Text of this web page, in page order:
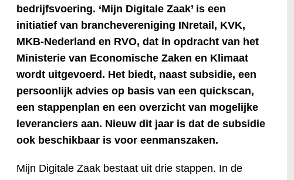
bedrijfsvoering. ‘Mijn Digitale Zaak’ is een
initiatief van branchevereniging INretail, KVK,
MKB-Nederland en RVO, dat in opdracht van het
Ministerie van Economische Zaken en Klimaat
wordt uitgevoerd. Het biedt, naast subsidie, een
persoonlijk advies op basis van een quickscan,
een stappenplan en een overzicht van mogelijke
leveranciers aan. Nieuw dit jaar is dat de subsidie
ook beschikbaar is voor eenmanszaken.
Mijn Digitale Zaak bestaat uit drie stappen. In de